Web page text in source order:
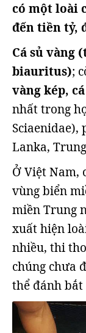
có một loài
đến tiền tỷ,
Cá sủ vàng
biauritus);
vàng kép,
nhất trong
Sciaenidae),
Lanka,
Ở Việt Nam,
vùng biển
miền Trung
xuất hiện
nhiều, thi
chúng chưa
thể đánh bắt